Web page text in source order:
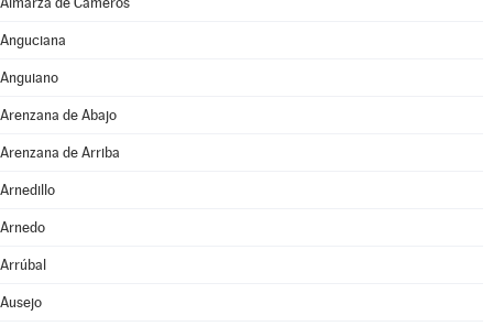
Anguciana
Anguiano
Arenzana de Abajo
Arenzana de Arriba
Arnedillo
Arnedo
Arrúbal
Ausejo